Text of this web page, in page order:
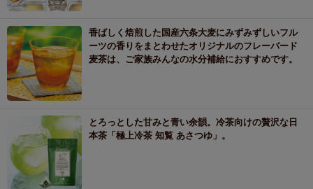
香ばしく焙煎した国産六条大麦にみずみずしいフル
ーツの香りをまとわせたオリジナルのフレーバード
麦茶は、ご家族みんなの水分補給におすすめです。
とろっとした甘みと青い余韻。冷茶向けの贅沢な日
本茶「極上冷茶 知覧 あさつゆ」。